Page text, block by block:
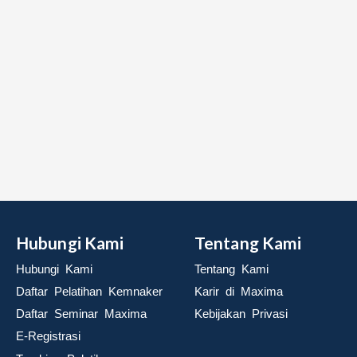
Hubungi Kami
Hubungi Kami
Daftar Pelatihan Kemnaker
Daftar Seminar Maxima
E-Registrasi
Tentang Kami
Tentang Kami
Karir di Maxima
Kebijakan Privasi